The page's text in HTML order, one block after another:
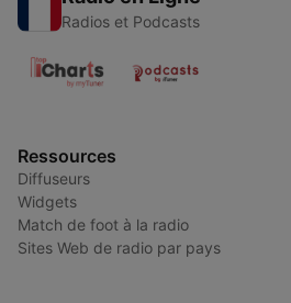
Radios et Podcasts
Ressources
Diffuseurs
Widgets
Match de foot à la radio
Sites Web de radio par pays